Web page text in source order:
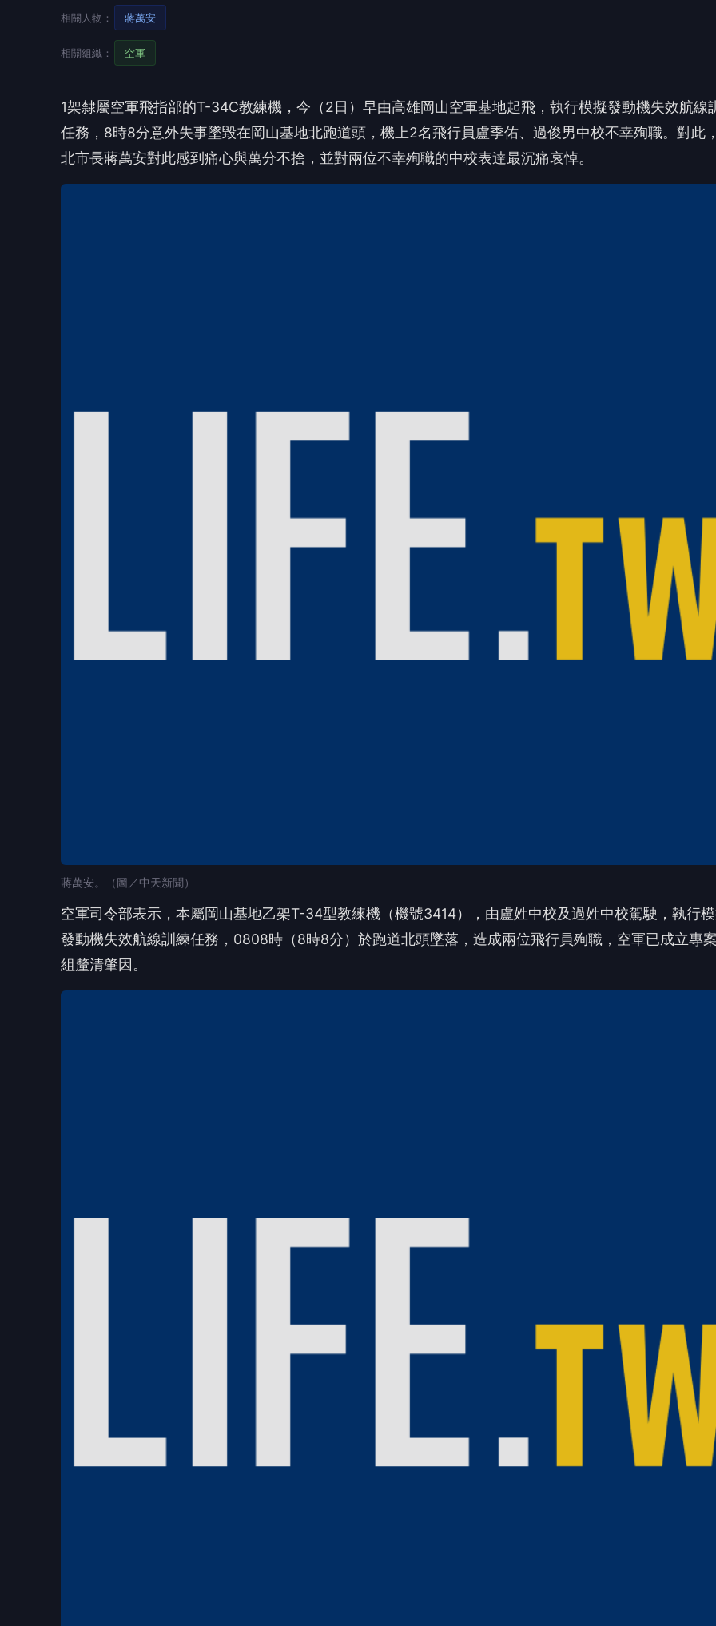
相關人物： 蔣萬安
相關組織： 空軍
1架隸屬空軍飛指部的T-34C教練機，今（2日）早由高雄岡山空軍基地起飛，執行模擬發動機失效航線
任務，8時8分意外失事墜毀在岡山基地北跑道頭，機上2名飛行員盧季佑、過俊男中校不幸殉職。對此
北市長蔣萬安對此感到痛心與萬分不捨，並對兩位不幸殉職的中校表達最沉痛哀悼。
蔣萬安。（圖／中天新聞）
空軍司令部表示，本屬岡山基地乙架T-34型教練機（機號3414），由盧姓中校及過姓中校駕駛，執行
發動機失效航線訓練任務，0808時（8時8分）於跑道北頭墜落，造成兩位飛行員殉職，空軍已成立專
組釐清肇因。